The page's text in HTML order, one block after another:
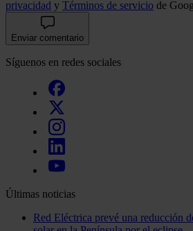
privacidad y Términos de servicio de
Enviar comentario
Síguenos en redes sociales
Últimas noticias
Red Eléctrica prevé una reducción